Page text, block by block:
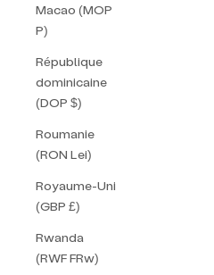
Macao (MOP
P)
République
dominicaine
(DOP $)
Roumanie
(RON Lei)
Royaume-Uni
(GBP £)
Rwanda
(RWF FRw)